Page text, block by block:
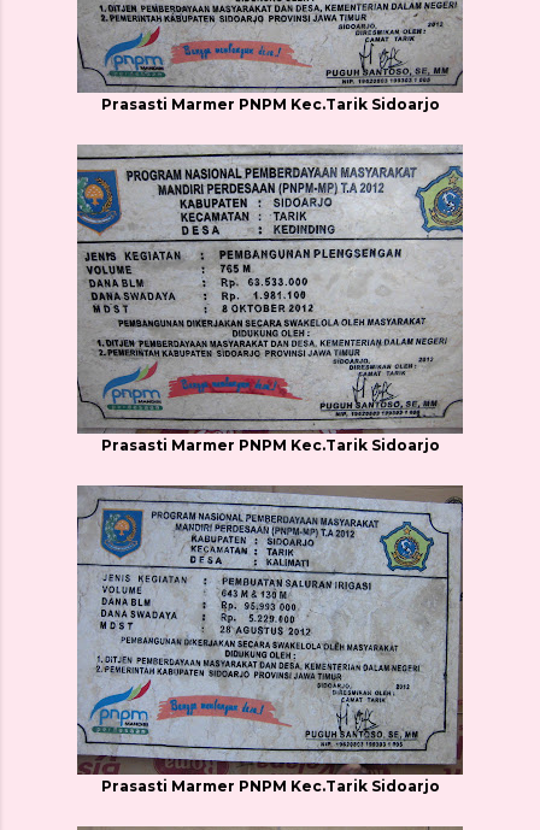
Prasasti Marmer PNPM Kec.Tarik Sidoarjo
Prasasti Marmer PNPM Kec.Tarik Sidoarjo
Prasasti Marmer PNPM Kec.Tarik Sidoarjo